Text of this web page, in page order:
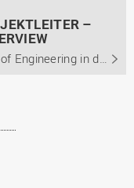
–
Amtenbrink hat 2017 seinen Bachelor of Engineering in der der Studienrichtung Maschinenbau erlangt. Er berichtet von seinem bisherigen Karriereweg und warum er sich für einen Mittelständler statt eines Großkonzerns als Arbeitgeber entschied. Außerdem gibt er Einblicke in seinen Arbeitsalltag und ...